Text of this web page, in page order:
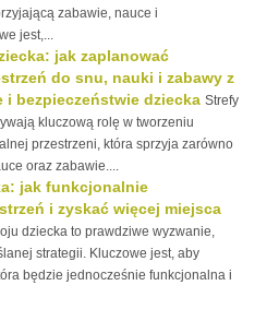
zabawie, nauce i
jest,...
jak zaplanować
do snu, nauki i zabawy z
i bezpieczeństwie dziecka Strefy
kluczową rolę w tworzeniu
przestrzeni, która sprzyja zarówno
oraz zabawie....
jak funkcjonalnie
i zyskać więcej miejsca
dziecka to prawdziwe wyzwanie,
strategii. Kluczowe jest, aby
będzie jednocześnie funkcjonalna i